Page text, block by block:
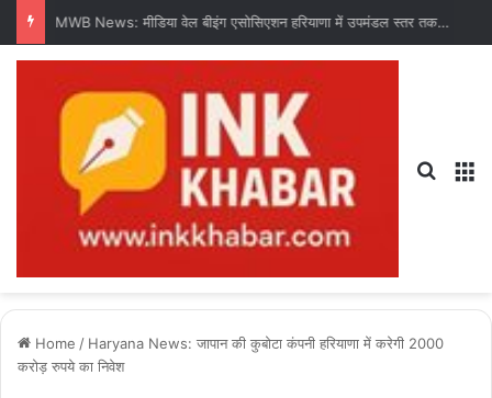
Home / Haryana News: जापान की कुबोटा कंपनी हरियाणा में करेगी 2000
करोड़ रुपये का निवेश